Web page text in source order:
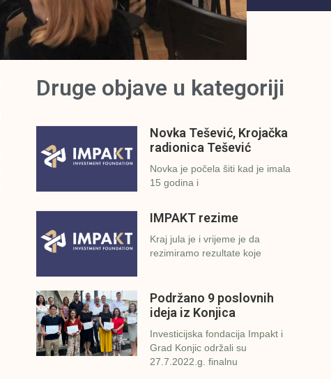
Druge objave u kategoriji
Novka Tešević, Krojačka
radionica Tešević
Novka je počela šiti kad je imala
15 godina i
IMPAKT rezime
Kraj jula je i vrijeme je da
rezimiramo rezultate koje
Podržano 9 poslovnih
ideja iz Konjica
Investicijska fondacija Impakt i
Grad Konjic održali su
27.7.2022.g. finalnu